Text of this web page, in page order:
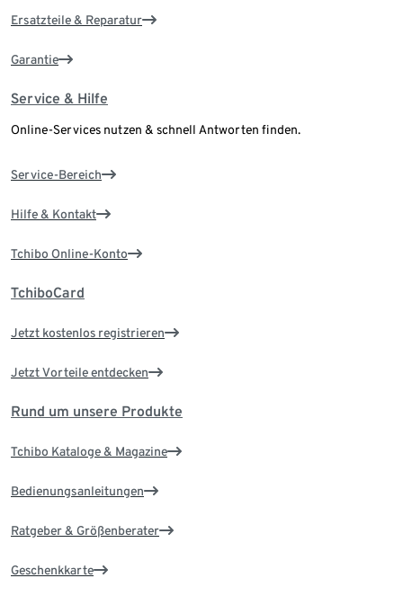
Ersatzteile & Reparatur
Garantie
Service & Hilfe
Online-Services nutzen & schnell Antworten finden.
Service-Bereich
Hilfe & Kontakt
Tchibo Online-Konto
TchiboCard
Jetzt kostenlos registrieren
Jetzt Vorteile entdecken
Rund um unsere Produkte
Tchibo Kataloge & Magazine
Bedienungsanleitungen
Ratgeber & Größenberater
Geschenkkarte